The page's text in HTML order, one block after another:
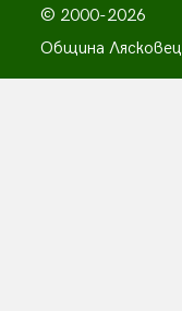
© 2000-2026
Община Лясковец